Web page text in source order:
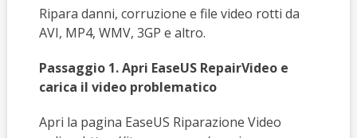
Ripara danni, corruzione e file video rotti da
AVI, MP4, WMV, 3GP e altro.
Passaggio 1. Apri EaseUS RepairVideo e
carica il video problematico
Apri la pagina EaseUS Riparazione Video